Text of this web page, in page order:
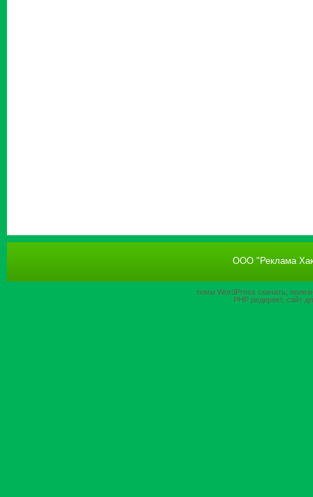
ООО "Реклама
темы WordPress скачать;
PHP редирект, сайт